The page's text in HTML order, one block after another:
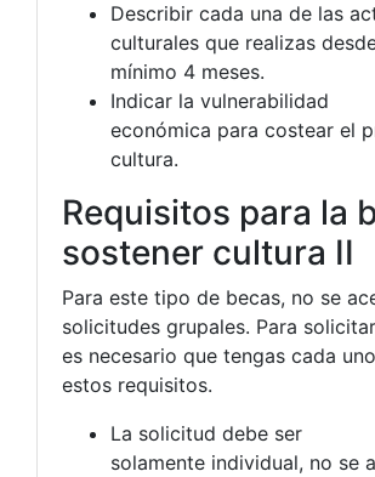
Describir cada una de las
culturales que realizas
mínimo 4 meses.
Indicar la vulnerabilidad
económica para costear el
cultura.
Requisitos para la
sostener cultura II
Para este tipo de becas, no se
solicitudes grupales. Para
es necesario que tengas cada
estos requisitos.
La solicitud debe ser
solamente individual, no se